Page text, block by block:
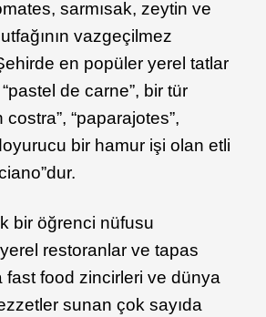
sarmısak, zeytin ve
vazgeçilmez
en popüler yerel tatlar
de carne”, bir tür
“paparajotes”,
bir hamur işi olan etli
bir öğrenci nüfusu
restoranlar ve tapas
fast food zincirleri ve dünya
sunan çok sayıda